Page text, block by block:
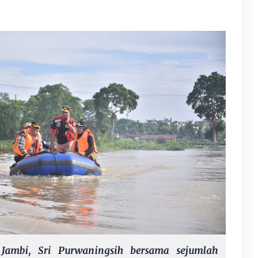
Sri Purwaningsih bersama sejumlah